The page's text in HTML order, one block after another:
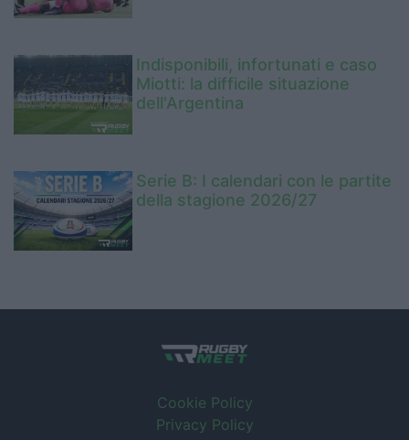
Indisponibili, infortunati e caso
Miotti: la difficile situazione
dell'Argentina
Serie B: I calendari con le partite
della stagione 2026/27
Cookie Policy
Privacy Policy